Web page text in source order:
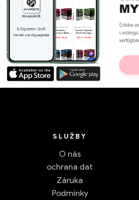
SLUŽBY
O nás
ochrana dat
Záruka
Podmínky